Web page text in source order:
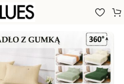
/Palagi ar gumiju